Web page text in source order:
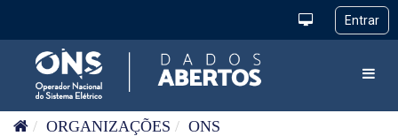
ORGANIZAÇÕES
ONS